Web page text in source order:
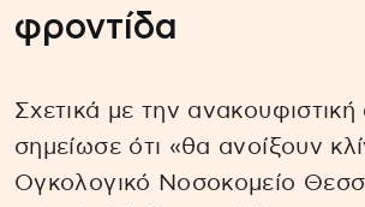
φροντίδα
Σχετικά με την
σημείωσε ότι «θα ανοίξουν
Ογκολογικό Νοσοκομείο